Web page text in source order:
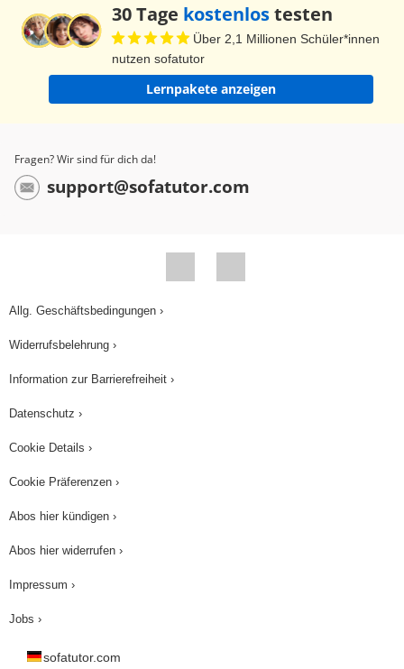
30 Tage kostenlostesten
Über 2,1 Millionen Schüler*innen
nutzen sofatutor
Lernpakete anzeigen
Fragen? Wir sind für dich da!
support@sofatutor.com
Allg. Geschäftsbedingungen ›
Widerrufsbelehrung ›
Information zur Barrierefreiheit ›
Datenschutz ›
Cookie Details ›
Cookie Präferenzen ›
Abos hier kündigen ›
Abos hier widerrufen ›
Impressum ›
Jobs ›
sofatutor.com